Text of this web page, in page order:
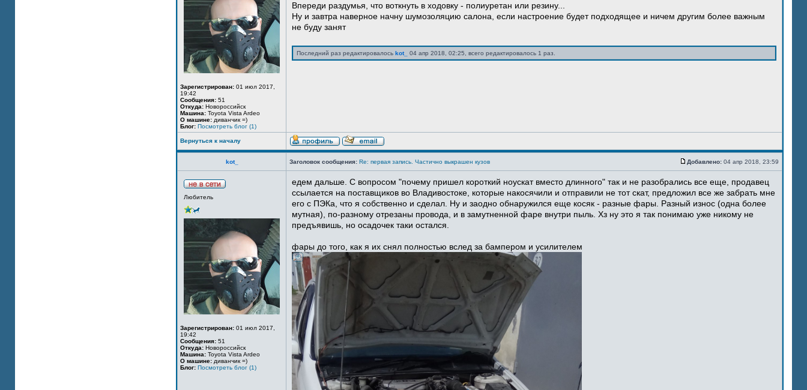
Зарегистрирован: 01 июл 2017,
19:42
Сообщения: 51
Откуда: Новороссийск
Машина: Toyota Vista Ardeo
О машине: диванчик =)
Блог: Посмотреть блог (1)
Впереди раздумья, что воткнуть в ходовку - полиуретан или резину...
Ну и завтра наверное начну шумозоляцию салона, если настроение будет подходящее и ничем другим более важным
не буду занят
Последний раз редактировалось kot_ 04 апр 2018, 02:25, всего редактировалось 1 раз.
Вернуться к началу
kot_ Заголовок сообщения: Re: первая запись. Частично выкрашен кузов Добавлено: 04 апр 2018, 23:59
Любитель
Зарегистрирован: 01 июл 2017,
19:42
Сообщения: 51
Откуда: Новороссийск
Машина: Toyota Vista Ardeo
О машине: диванчик =)
Блог: Посмотреть блог (1)
едем дальше. С вопросом "почему пришел короткий ноускат вместо длинного" так и не разобрались все еще, продавец
ссылается на поставщиков во Владивостоке, которые накосячили и отправили не тот скат, предложил все же забрать мне
его с ПЭКа, что я собственно и сделал. Ну и заодно обнаружился еще косяк - разные фары. Разный износ (одна более
мутная), по-разному отрезаны провода, и в замутненной фаре внутри пыль. Хз ну это я так понимаю уже никому не
предъявишь, но осадочек таки остался.
фары до того, как я их снял полностью вслед за бампером и усилителем